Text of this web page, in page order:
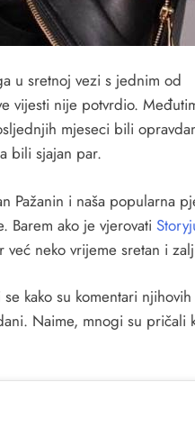
u sretnoj vezi s jednim od
vijesti nije potvrdio.
mjeseci bili
bili sjajan par.
Pažanin i naša popularna
Barem ako je vjerovati
neko vrijeme sretan i
kako su komentari njihovih
Naime, mnogi su pričali